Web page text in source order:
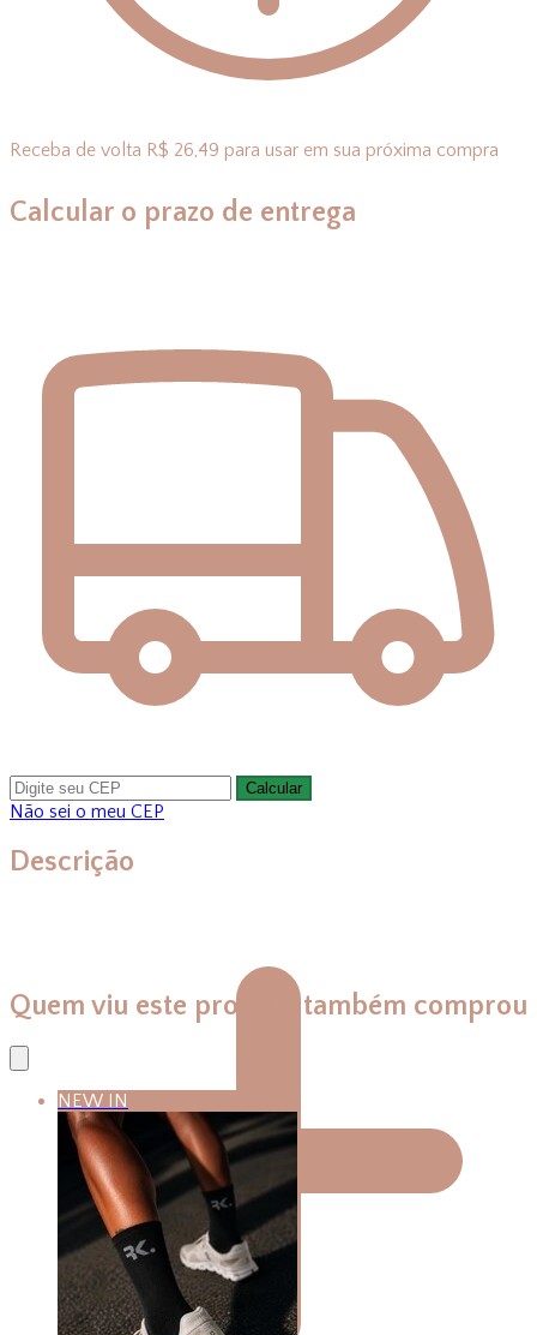
Receba de volta R$ 26,49 para usar em sua próxima compra
Calcular o prazo de entrega
Calcular
Não sei o meu CEP
Descrição
Quem viu este produto também comprou